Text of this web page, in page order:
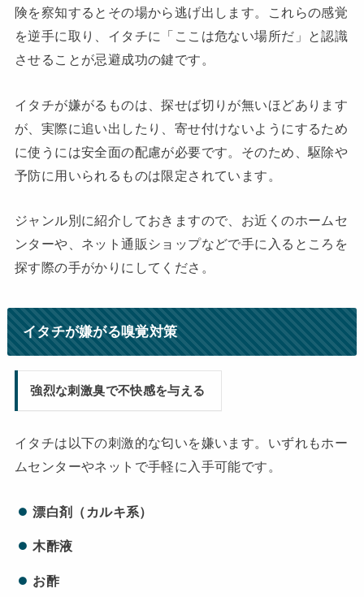
険を察知するとその場から逃げ出します。これらの感覚
を逆手に取り、イタチに「ここは危ない場所だ」と認識
させることが忌避成功の鍵です。
イタチが嫌がるものは、探せば切りが無いほどあります
が、実際に追い出したり、寄せ付けないようにするため
に使うには安全面の配慮が必要です。そのため、駆除や
予防に用いられるものは限定されています。
ジャンル別に紹介しておきますので、お近くのホームセ
ンターや、ネット通販ショップなどで手に入るところを
探す際の手がかりにしてくださ。
イタチが嫌がる嗅覚対策
強烈な刺激臭で不快感を与える
イタチは以下の刺激的な匂いを嫌います。いずれもホー
ムセンターやネットで手軽に入手可能です。
漂白剤（カルキ系）
木酢液
お酢